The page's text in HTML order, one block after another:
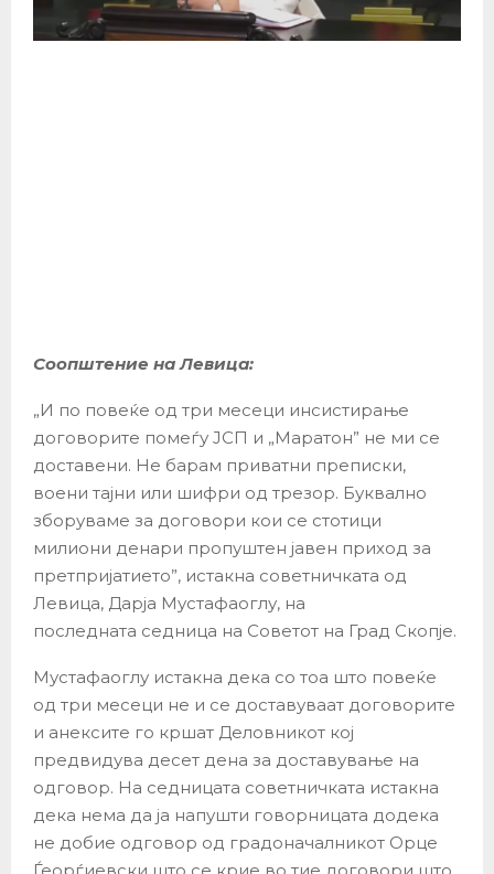
Соопштение на Левица:
„И по повеќе од три месеци инсистирање
договорите помеѓу ЈСП и „Маратон” не ми се
доставени. Не барам приватни преписки,
воени тајни или шифри од трезор. Буквално
зборуваме за договори кои се стотици
милиони денари пропуштен јавен приход за
претпријатието”, истакна советничката од
Левица, Дарја Мустафаоглу, на
последната седница на Советот на Град Скопје.
Мустафаоглу истакна дека со тоа што повеќе
од три месеци не и се доставуваат договорите
и анексите го кршат Деловникот кој
предвидува десет дена за доставување на
одговор. На седницата советничката истакна
дека нема да ја напушти говорницата додека
не добие одговор од градоначалникот Орце